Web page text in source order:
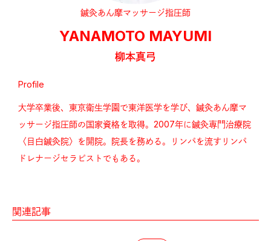
鍼灸あん摩マッサージ指圧師
YANAMOTO MAYUMI
柳本真弓
Profile
大学卒業後、東京衛生学園で東洋医学を学び、鍼灸あん摩マ
ッサージ指圧師の国家資格を取得。2007年に鍼灸専門治療院
〈目白鍼灸院〉を開院。院長を務める。リンパを流すリンパ
ドレナージセラピストでもある。
関連記事